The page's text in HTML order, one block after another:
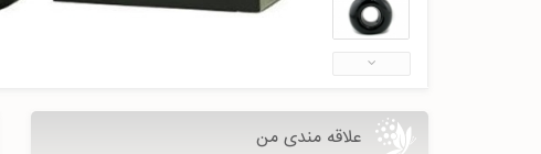
علاقه مندی من